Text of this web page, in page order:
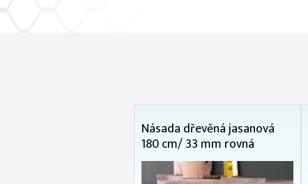
Násada dřevěná jasanová
180 cm/ 33 mm rovná